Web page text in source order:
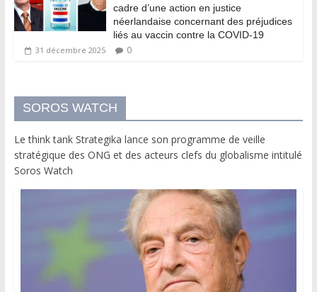
cadre d’une action en justice
néerlandaise concernant des préjudices
liés au vaccin contre la COVID-19
31 décembre 2025 0
SOROS WATCH
Le think tank Strategika lance son programme de veille
stratégique des ONG et des acteurs clefs du globalisme intitulé
Soros Watch